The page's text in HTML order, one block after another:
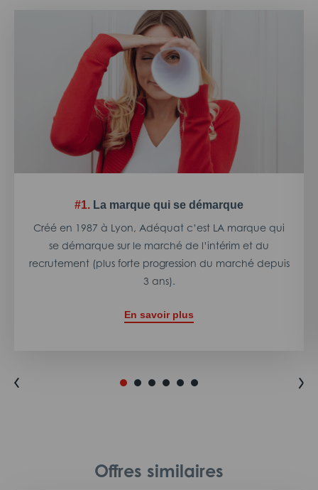
#1. La marque qui se démarque
Créé en 1987 à Lyon, Adéquat c’est LA marque qui
se démarque sur le marché de l’intérim et du
recrutement (plus forte progression du marché depuis
3 ans).
En savoir plus
Offres similaires